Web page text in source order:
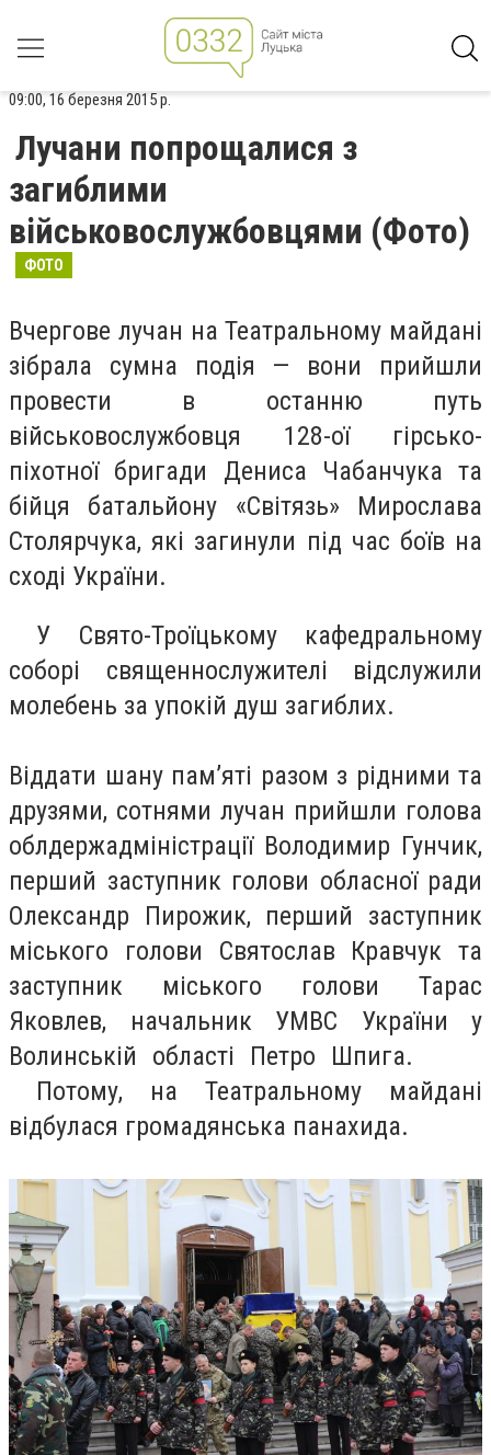
09:00, 16 березня 2015 р.
Лучани попрощалися з
загиблими
військовослужбовцями (Фото)
ФОТО
Вчергове лучан на Театральному майдані
зібрала сумна подія — вони прийшли
провести в останню путь
військовослужбовця 128-ої гірсько-
піхотної бригади Дениса Чабанчука та
бійця батальйону «Світязь» Мирослава
Столярчука, які загинули під час боїв на
сході України.
У Свято-Троїцькому кафедральному
соборі священнослужителі відслужили
молебень за упокій душ загиблих.
Віддати шану пам’яті разом з рідними та
друзями, сотнями лучан прийшли голова
облдержадміністрації Володимир Гунчик,
перший заступник голови обласної ради
Олександр Пирожик, перший заступник
міського голови Святослав Кравчук та
заступник міського голови Тарас
Яковлев, начальник УМВС України у
Волинській області Петро Шпига.
Потому, на Театральному майдані
відбулася громадянська панахида.